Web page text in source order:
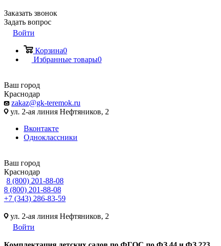
Заказать звонок
Задать вопрос
Войти
Корзина0
Избранные товары0
Ваш город
Краснодар
zakaz@gk-teremok.ru
ул. 2-ая линия Нефтяников, 2
Вконтакте
Одноклассники
Ваш город
Краснодар
8 (800) 201-88-08
8 (800) 201-88-08
+7 (343) 286-83-59
ул. 2-ая линия Нефтяников, 2
Войти